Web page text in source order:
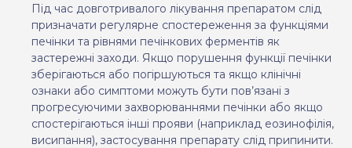
Під час довготривалого лікування препаратом слід
призначати регулярне спостереження за функціями
печінки та рівнями печінкових ферментів як
застережні заходи. Якщо порушення функції печінки
зберігаються або погіршуються та якщо клінічні
ознаки або симптоми можуть бути пов’язані з
прогресуючими захворюваннями печінки або якщо
спостерігаються інші прояви (наприклад еозинофілія,
висипання), застосування препарату слід припинити.